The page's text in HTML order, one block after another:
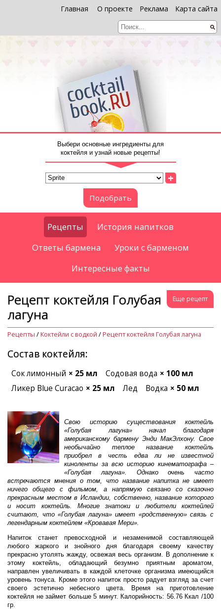
Главная О проекте Реклама Карта сайта
Выбери основные ингредиенты для
коктейля и узнай новые рецепты!
+
Подобрать
Рецепты
История напитков
Ответы бармена
Уроки с барменом
Интересные факты
Еще рецепт
Рецепт коктейля Голубая
лагуна
Рецепты /Коктейли с водкой /Рецепт коктейля Голубая лагуна
Состав коктейля:
Сок лимонный × 25 мл Содовая вода × 100 мл
Ликер Blue Curacao × 25 мл Лед Водка × 50 мл
Свою историю существования коктейль
«Голубая лагуна» начал благодаря
американскому бармену Энди МакЭлхону. Свое
необычайно теплое название коктейль
приобрел в честь едва ли не известной
киноленты за всю историю кинематографа –
«Голубая лагуна». Однако очень часто
встречаются мнения о том, что название напитка не имеет
ничего общего с фильмом, а напрямую связано со сказочно
прекрасным местом в Исландии, собственно, название которого
и носит коктейль. Многие знатоки и любители коктейлей
считают, что «Голубая лагуна» имеет «родственную» связь с
легендарным коктейлем «Кровавая Мери».
Напиток станет превосходной и незаменимой составляющей
любого жаркого и знойного дня благодаря своему качеству
прекрасно утолять жажду, освежая весь организм. В дополнение к
этому коктейль, обладающий безумно приятным ароматом,
направлен увеличивать в каждой клеточке организма имеющийся
уровень тонуса. Кроме этого напиток просто радует взгляд за счет
своего эстетично небесного цвета. Время на приготовление
коктейля не займет больше 5 минут. Калорийность: 56.76 Ккал /100
гр.